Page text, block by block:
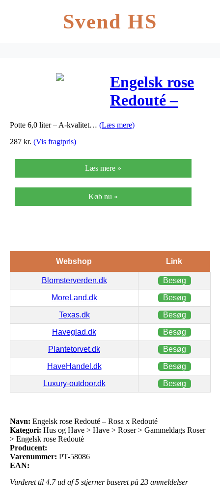
Svend HS
Engelsk rose
Redouté –
Rosa x
Potte 6,0 liter – A-kvalitet… (Læs mere)
287 kr. (Vis fragtpris)
Læs mere »
Køb nu »
Webshop Link
Blomsterverden.dk Besøg
MoreLand.dk Besøg
Texas.dk Besøg
Haveglad.dk Besøg
Plantetorvet.dk Besøg
HaveHandel.dk Besøg
Luxury-outdoor.dk Besøg
Navn: Engelsk rose Redouté – Rosa x Redouté
Kategori: Hus og Have > Have > Roser > Gammeldags Roser
> Engelsk rose Redouté
Producent:
Varenummer: PT-58086
EAN:
Vurderet til 4.7ud af 5 stjerner baseret på 23 anmeldelser